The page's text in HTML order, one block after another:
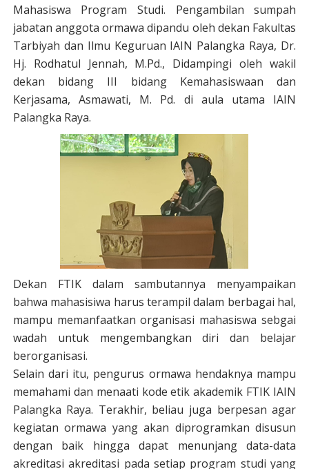
Mahasiswa Program Studi. Pengambilan sumpah
jabatan anggota ormawa dipandu oleh dekan Fakultas
Tarbiyah dan Ilmu Keguruan IAIN Palangka Raya, Dr.
Hj. Rodhatul Jennah, M.Pd., Didampingi oleh wakil
dekan bidang III bidang Kemahasiswaan dan
Kerjasama, Asmawati, M. Pd. di aula utama IAIN
Palangka Raya.
Dekan FTIK dalam sambutannya menyampaikan
bahwa mahasisiwa harus terampil dalam berbagai hal,
mampu memanfaatkan organisasi mahasiswa sebgai
wadah untuk mengembangkan diri dan belajar
berorganisasi.
Selain dari itu, pengurus ormawa hendaknya mampu
memahami dan menaati kode etik akademik FTIK IAIN
Palangka Raya. Terakhir, beliau juga berpesan agar
kegiatan ormawa yang akan diprogramkan disusun
dengan baik hingga dapat menunjang data-data
akreditasi akreditasi pada setiap program studi yang